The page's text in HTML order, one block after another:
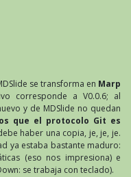
se transforma en Marp
corresponde a V0.0.6; al
y de MDSlide no quedan
que el protocolo Git es
haber una copia, je, je, je.
ya estaba bastante maduro:
(eso nos impresiona) e
se trabaja con teclado).